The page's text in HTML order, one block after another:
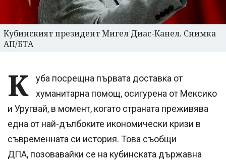
Кубинският президент Мигел Диас-Канел. Снимка
АП/БТА
К
уба посрещна първата доставка от
хуманитарна помощ, осигурена от Мексико
и Уругвай, в момент, когато страната преживява
една от най-дълбоките икономически кризи в
съвременната си история. Това съобщи
ДПА, позовавайки се на кубинската държавна